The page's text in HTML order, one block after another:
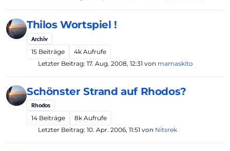
Thilos Wortspiel !
Archiv
15 Beiträge 4k Aufrufe
Letzter Beitrag: 17. Aug. 2008, 12:31 von mamaskito
Schönster Strand auf Rhodos?
Rhodos
14 Beiträge 8k Aufrufe
Letzter Beitrag: 10. Apr. 2006, 11:51 von Nitsrek